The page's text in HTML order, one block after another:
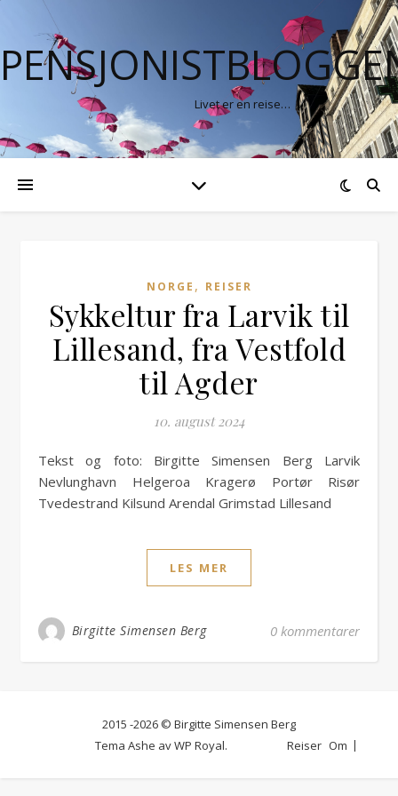
Livet er en reise…
NORGE , REISER
Sykkeltur fra Larvik til
Lillesand, fra Vestfold
til Agder
10. august 2024
Tekst og foto: Birgitte Simensen Berg Larvik
Nevlunghavn Helgeroa Kragerø Portør Risør
Tvedestrand Kilsund Arendal Grimstad Lillesand
LES MER
Birgitte Simensen Berg 0 kommentarer
2015 -2026 © Birgitte Simensen Berg
Reiser Om
Tema Ashe avWP Royal.